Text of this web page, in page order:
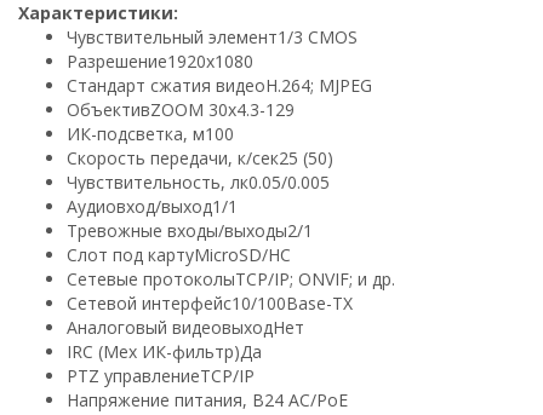
Характеристики:
Чувствительный элемент1/3 CMOS
Разрешение1920х1080
Стандарт сжатия видеоH.264; MJPEG
ОбъективZOOM 30х4.3-129
ИК-подсветка, м100
Скорость передачи, к/сек25 (50)
Чувствительность, лк0.05/0.005
Аудиовход/выход1/1
Тревожные входы/выходы2/1
Слот под картуMicroSD/HC
Сетевые протоколыTCP/IP; ONVIF; и др.
Сетевой интерфейс10/100Base-TX
Аналоговый видеовыходНет
IRC (Мех ИК-фильтр)Да
PTZ управлениеTCP/IP
Напряжение питания, В24 AC/PoE